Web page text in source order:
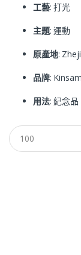
工藝: 打光
主題: 運動
原產地:
品牌: Kinsam
用法: 紀念品